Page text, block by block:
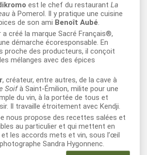
est le chef du restaurant La
à Pomerol. Il y pratique une cuisine
de son ami Benoît Aubé.
créé la marque Sacré Français®,
démarche écoresponsable. En
proche des producteurs, il conçoit
mélanges avec des épices
, créateur, entre autres, de la cave à
Soifà Saint-Émilion, milite pour une
du vin, à la portée de tous et
Il travaille étroitement avec Kendji.
nous propose des recettes salées et
au particulier et qui mettent en
et les accords mets et vin, sous l’œil
Sandra Hygonnenc.